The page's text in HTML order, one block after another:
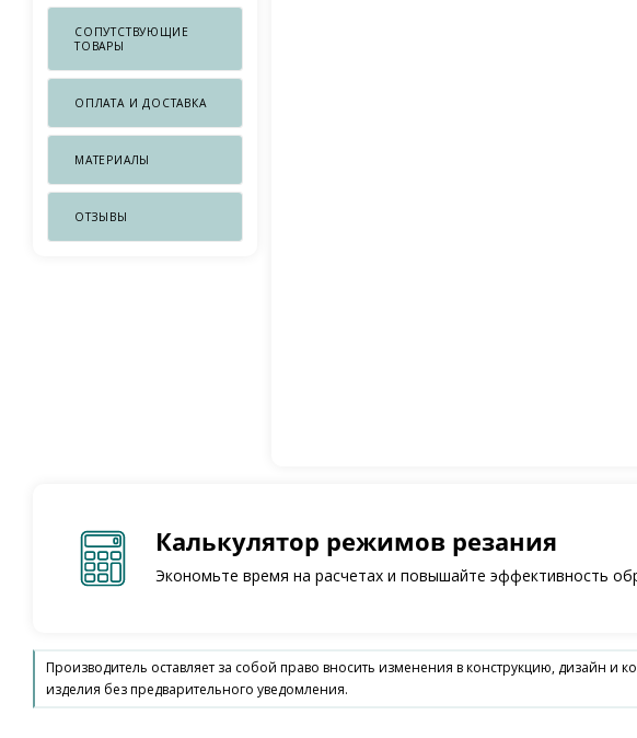
СОПУТСТВУЮЩИЕ
ТОВАРЫ
ОПЛАТА И ДОСТАВКА
МАТЕРИАЛЫ
ОТЗЫВЫ
Калькулятор режимов резания
Экономьте время на расчетах и повышайте эффективность
Производитель оставляет за собой право вносить изменения в конструкцию, дизайн и
изделия без предварительного уведомления.